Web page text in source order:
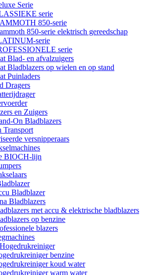
Serie
serie
850-serie
850-serie elektrisch gereedschap
serie
serie
Blad- en afvalzuigers
Bladblazers op wielen en op stand
Puinladers
Dragers
en Zuigers
On Bladblazers
Transport
versnipperaars
BIOCH-lijn
Bladblazer
Bladblazers
met accu & elektrische bladblazers
op benzine
blazers
benzine
koud water
warm water